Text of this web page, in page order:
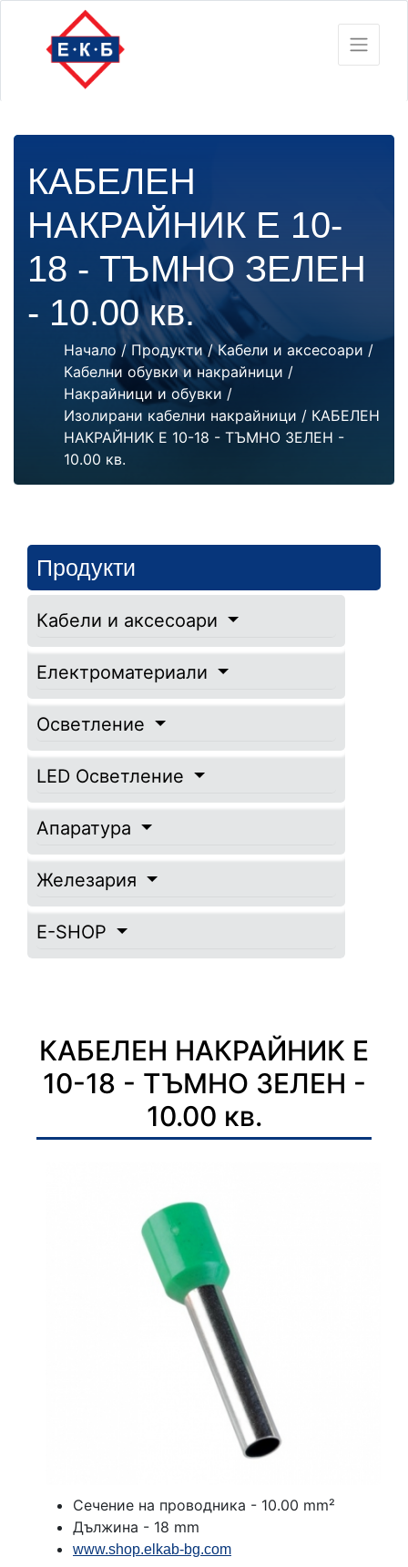
КАБЕЛЕН
НАКРАЙНИК Е 10-
18 - ТЪМНО ЗЕЛЕН
- 10.00 кв.
Начало / Продукти/Кабели и аксесоари /
Кабелни обувки и накрайници /
Накрайници и обувки /
Изолирани кабелни накрайници / КАБЕЛЕН
НАКРАЙНИК Е 10-18 - ТЪМНО ЗЕЛЕН -
10.00 кв.
Продукти
Кабели и аксесоари
Електроматериали
Осветление
LED Осветление
Апаратура
Железария
E-SHOP
КАБЕЛЕН НАКРАЙНИК Е
10-18 - ТЪМНО ЗЕЛЕН -
10.00 кв.
Сечение на проводника - 10.00 mm²
Дължина - 18 mm
www.shop.elkab-bg.com